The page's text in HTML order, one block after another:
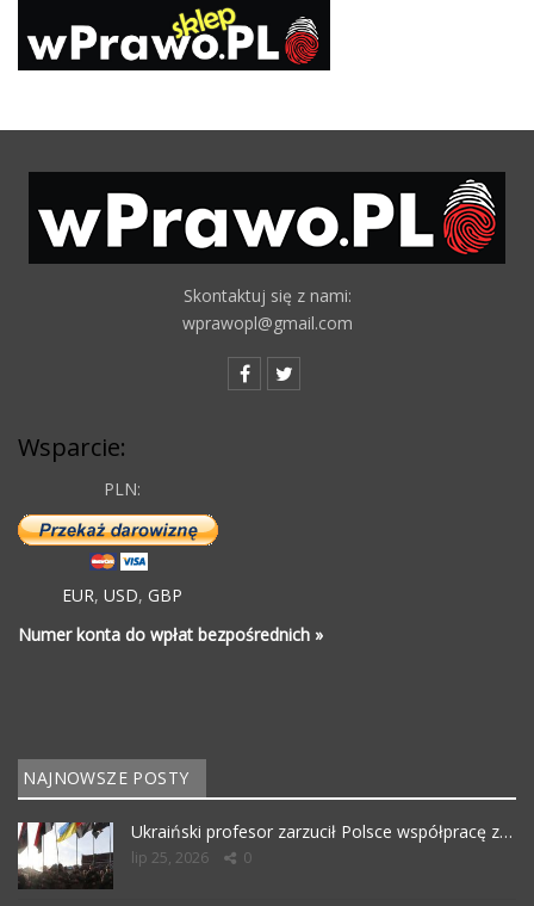
Skontaktuj się z nami:
wprawopl@gmail.com
Wsparcie:
PLN:
EUR, USD, GBP
Numer konta do wpłat bezpośrednich »
NAJNOWSZE POSTY
Ukraiński profesor zarzucił Polsce współpracę z…
lip 25, 2026 0